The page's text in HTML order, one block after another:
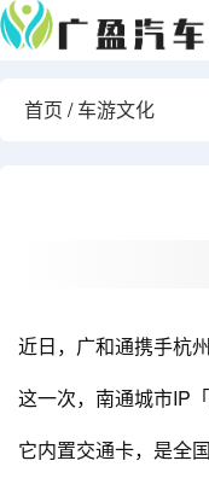
首页 /车游文化
近日，广和通携手杭
这一次，南通城市IP
它内置交通卡，是全